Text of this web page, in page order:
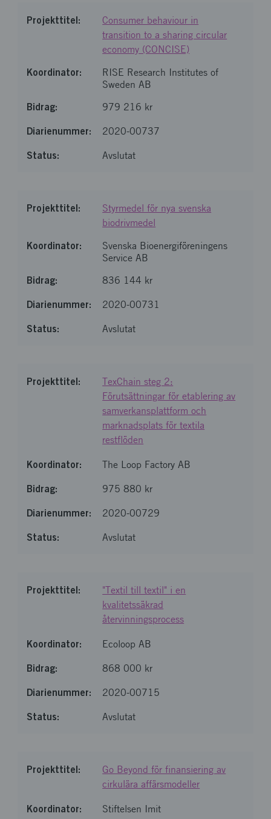
Consumer behaviour in
transition to a sharing circular
economy (CONCISE)
RISE Research Institutes of
Sweden AB
979 216 kr
2020-00737
Avslutat
Styrmedel för nya svenska
biodrivmedel
Svenska Bioenergiföreningens
Service AB
836 144 kr
2020-00731
Avslutat
TexChain steg 2:
Förutsättningar för etablering av
samverkansplattform och
marknadsplats för textila
restflöden
The Loop Factory AB
975 880 kr
2020-00729
Avslutat
"Textil till textil" i en
kvalitetssäkrad
återvinningsprocess
Ecoloop AB
868 000 kr
2020-00715
Avslutat
Go Beyond för finansiering av
cirkulära affärsmodeller
Stiftelsen Imit